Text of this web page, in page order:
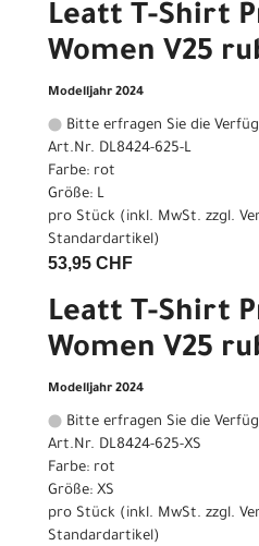
Leatt T-Shirt
Women V25
Modelljahr 2024
Bitte erfragen Sie die
Art.Nr. DL8424-625-L
Farbe: rot
Größe: L
pro Stück (inkl. MwSt. zzgl.
Standardartikel)
53,95 CHF
Leatt T-Shirt
Women V25
Modelljahr 2024
Bitte erfragen Sie die
Art.Nr. DL8424-625-XS
Farbe: rot
Größe: XS
pro Stück (inkl. MwSt. zzgl.
Standardartikel)